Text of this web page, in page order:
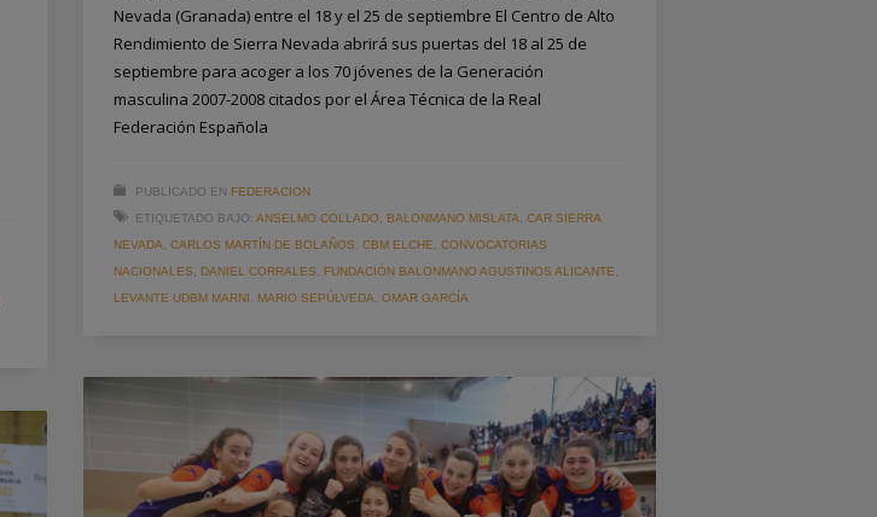
Nevada (Granada) entre el 18 y el 25 de septiembre El Centro de Alto
Rendimiento de Sierra Nevada abrirá sus puertas del 18 al 25 de
septiembre para acoger a los 70 jóvenes de la Generación
masculina 2007-2008 citados por el Área Técnica de la Real
Federación Española
PUBLICADO EN FEDERACION
ETIQUETADO BAJO: ANSELMO COLLADO BALONMANO MISLATA
CAR SIERRA
NEVADA
CARLOS MARTÍN DE BOLAÑOS CBM ELCHE
CONVOCATORIAS
NACIONALES
DANIEL CORRALES FUNDACIÓN BALONMANO AGUSTINOS ALICANTE
LEVANTE UDBM MARNI
MARIO SEPÚLVEDA OMAR GARCÍA